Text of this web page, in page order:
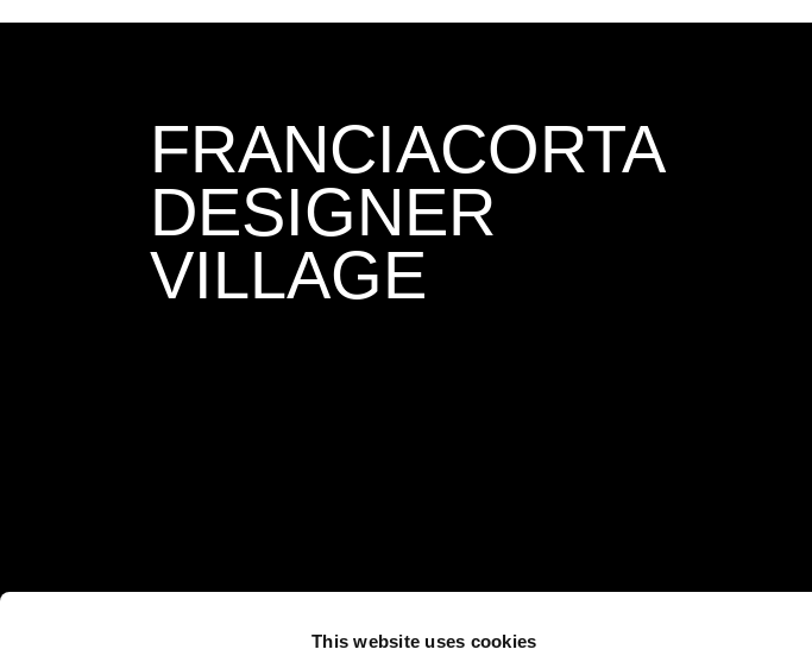
This website uses cookies
FRANCIACORTA
DESIGNER
VILLAGE